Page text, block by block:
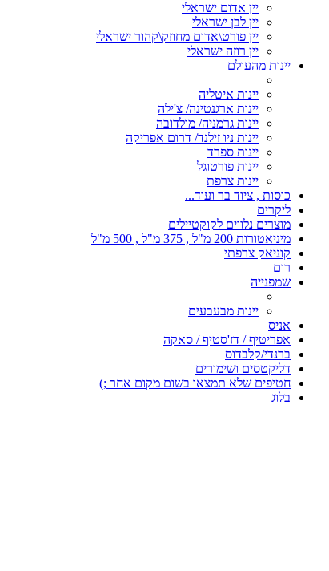
יין אדום ישראלי
יין לבן ישראלי
יין פורט\אדום מחוזק\קהור ישראלי
יין רוזה ישראלי
יינות מהעולם
יינות איטליה
יינות ארגנטינה/ צ'ילה
יינות גרמניה/ מולדובה
יינות ניו זילנד/ דרום אפריקה
יינות ספרד
יינות פורטוגל
יינות צרפת
כוסות , ציוד בר ועוד...
ליקרים
מוצרים נלווים לקוקטיילים
מיניאטורות 200 מ"ל , 375 מ"ל , 500 מ"ל
קוניאק צרפתי
רום
שמפנייה
יינות מבעבעים
אניס
אפריטיף / דז'סטיף / סאקה
ברנדי/קלבדוס
דליקטסים ושימורים
חטיפים שלא תמצאו בשום מקום אחר ;)
בלוג